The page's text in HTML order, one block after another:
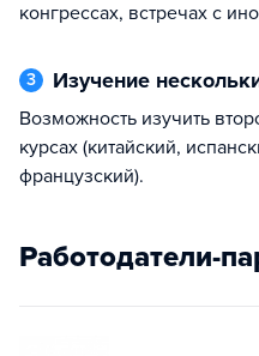
конгрессах, встречах с
3 Изучение
Возможность изучить второй иностранный язык на 2 и 3
курсах (китайский,
французский).
Работодатели-